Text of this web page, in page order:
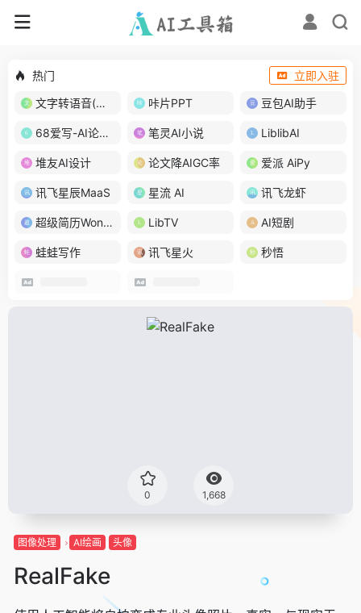
热门
立即入驻
文字转语音(琅琅配音)
咔片PPT 豆包AI助手
68爱写-AI论文写作 笔灵AI小说 LiblibAI
堆友AI设计 论文降AIGC率 爱派 AiPy
讯飞星辰MaaS 星流 AI 讯飞龙虾
超级简历WonderCV LibTV AI短剧
蛙蛙写作 讯飞星火 秒悟
0 1,668
图像处理 AI绘画 头像
RealFake